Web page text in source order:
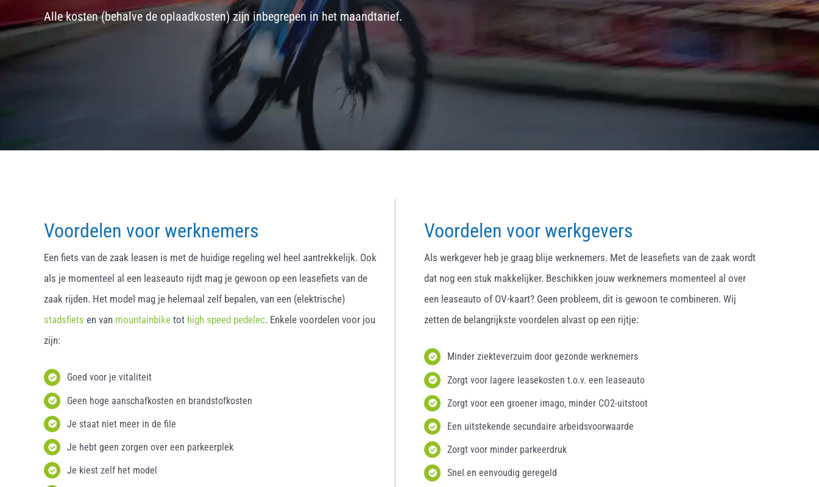
Alle kosten (behalve de oplaadkosten) zijn inbegrepen in het maandtarief.
Voordelen voor werknemers
Een fiets van de zaak leasen is met de huidige regeling wel heel aantrekkelijk. Ook
als je momenteel al een leaseauto rijdt mag je gewoon op een leasefiets van de
zaak rijden. Het model mag je helemaal zelf bepalen, van een (elektrische)
stadsfiets en van mountainbiketot high speed pedelec. Enkele voordelen voor jou
zijn:
Goed voor je vitaliteit
Geen hoge aanschafkosten en brandstofkosten
Je staat niet meer in de file
Je hebt geen zorgen over een parkeerplek
Je kiest zelf het model
Voordelen voor werkgevers
Als werkgever heb je graag blije werknemers. Met de leasefiets van de zaak wordt
dat nog een stuk makkelijker. Beschikken jouw werknemers momenteel al over
een leaseauto of OV-kaart? Geen probleem, dit is gewoon te combineren. Wij
zetten de belangrijkste voordelen alvast op een rijtje:
Minder ziekteverzuim door gezonde werknemers
Zorgt voor lagere leasekosten t.o.v. een leaseauto
Zorgt voor een groener imago, minder CO2-uitstoot
Een uitstekende secundaire arbeidsvoorwaarde
Zorgt voor minder parkeerdruk
Snel en eenvoudig geregeld